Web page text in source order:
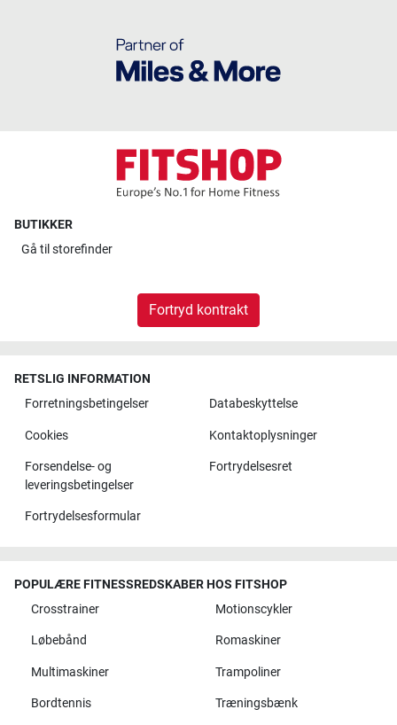
BUTIKKER
Gå til storefinder
Fortryd kontrakt
RETSLIG INFORMATION
Forretningsbetingelser
Databeskyttelse
Cookies Kontaktoplysninger
Forsendelse- og
leveringsbetingelser
Fortrydelsesret
Fortrydelsesformular
POPULÆRE FITNESSREDSKABER HOS FITSHOP
Crosstrainer
Motionscykler
Løbebånd Romaskiner
Multimaskiner Trampoliner
Bordtennis Træningsbænk